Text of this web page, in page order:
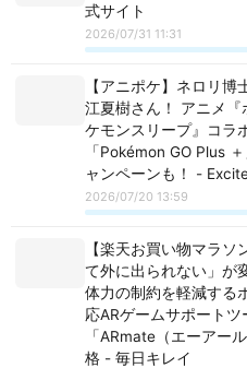
式サイト
2026/07/31 11:31
【アニポケ】ネロリ博
江夏樹さん！ アニメ『
ケモンスリープ』コラ
「Pokémon GO Plus
ャンペーンも！ -
2026/07/20 13:59
【楽天お買い物マラソ
て外に出られない」が
体力の制約を軽減する
応ARゲームサポートツ
「ARmate（エーアー
格 - 毎日キレイ